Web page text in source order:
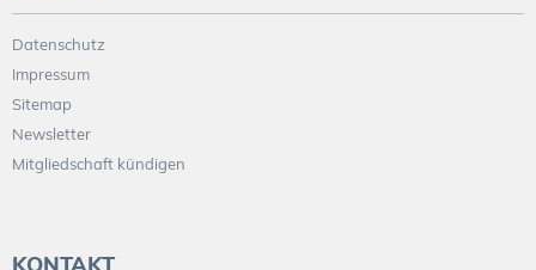
Datenschutz
Impressum
Sitemap
Newsletter
Mitgliedschaft kündigen